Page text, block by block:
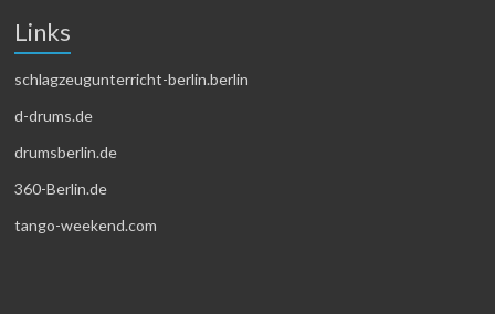
Links
schlagzeugunterricht-berlin.berlin
d-drums.de
drumsberlin.de
360-Berlin.de
tango-weekend.com